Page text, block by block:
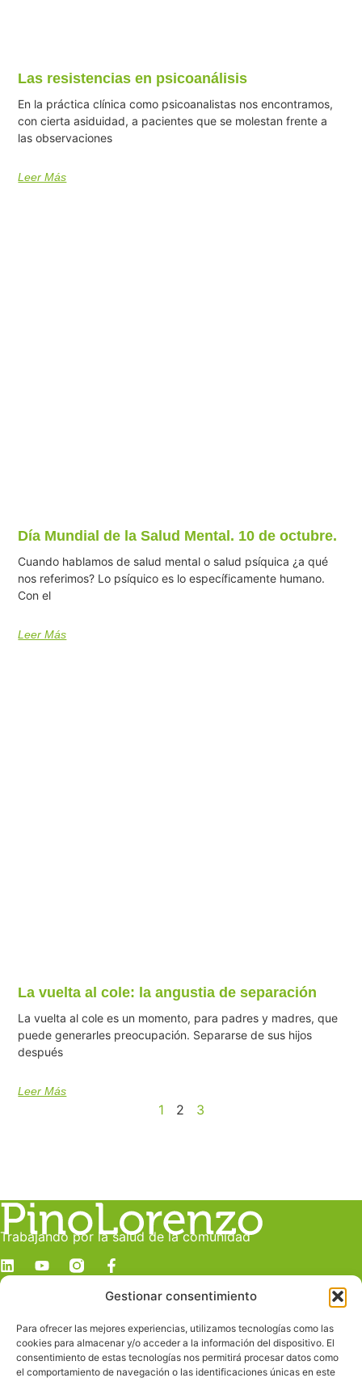
Gestionar consentimiento
Para ofrecer las mejores experiencias, utilizamos tecnologías como las
cookies para almacenar y/o acceder a la información del dispositivo. El
consentimiento de estas tecnologías nos permitirá procesar datos como
el comportamiento de navegación o las identificaciones únicas en este
Las resistencias en psicoanálisis
En la práctica clínica como psicoanalistas nos encontramos,
con cierta asiduidad, a pacientes que se molestan frente a
las observaciones
Leer Más
Día Mundial de la Salud Mental. 10 de octubre.
Cuando hablamos de salud mental o salud psíquica ¿a qué
nos referimos? Lo psíquico es lo específicamente humano.
Con el
Leer Más
La vuelta al cole: la angustia de separación
La vuelta al cole es un momento, para padres y madres, que
puede generarles preocupación. Separarse de sus hijos
después
Leer Más
1 2 3
Trabajando por la salud de la comunidad
Despacho E
Las Palmas de Gran Canaria